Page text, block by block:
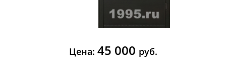
Цена: 45 000 руб.